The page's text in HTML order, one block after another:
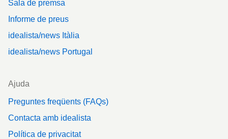
Sala de premsa
Informe de preus
idealista/news Itàlia
idealista/news Portugal
Ajuda
Preguntes freqüents (FAQs)
Contacta amb idealista
Política de privacitat